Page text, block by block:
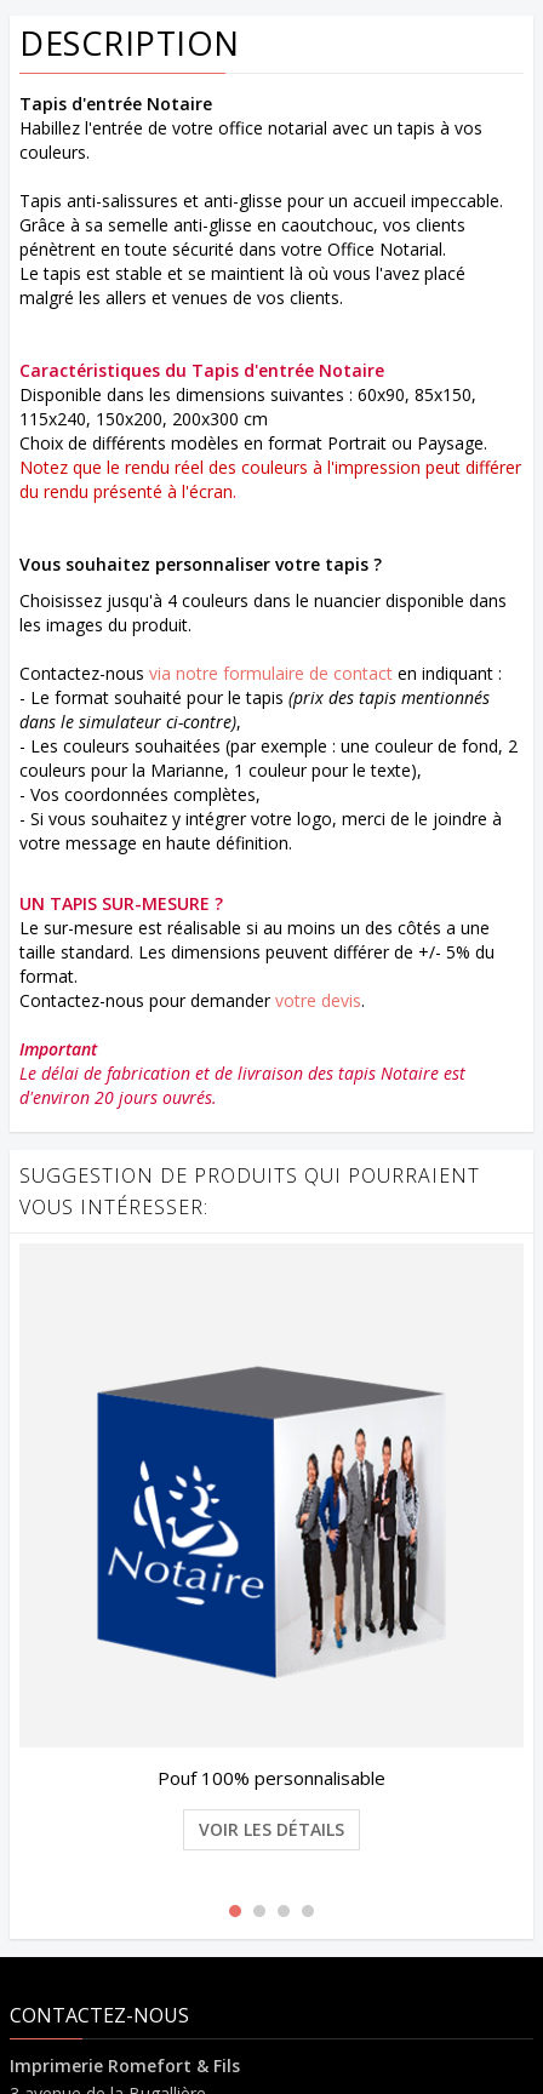
DESCRIPTION
Tapis d'entrée Notaire
Habillez l'entrée de votre office notarial avec un tapis à vos
couleurs.
Tapis anti-salissures et anti-glisse pour un accueil impeccable.
Grâce à sa semelle anti-glisse en caoutchouc, vos clients
pénètrent en toute sécurité dans votre Office Notarial.
Le tapis est stable et se maintient là où vous l'avez placé
malgré les allers et venues de vos clients.
Caractéristiques du Tapis d'entrée Notaire
Disponible dans les dimensions suivantes : 60x90, 85x150,
115x240, 150x200, 200x300 cm
Choix de différents modèles en format Portrait ou Paysage.
Notez que le rendu réel des couleurs à l'impression peut différer
du rendu présenté à l'écran.
Vous souhaitez personnaliser votre tapis ?
Choisissez jusqu'à 4 couleurs dans le nuancier disponible dans
les images du produit.
Contactez-nous via notre formulaire de contact en indiquant :
- Le format souhaité pour le tapis (prix des tapis mentionnés
dans le simulateur ci-contre),
- Les couleurs souhaitées (par exemple : une couleur de fond, 2
couleurs pour la Marianne, 1 couleur pour le texte),
- Vos coordonnées complètes,
- Si vous souhaitez y intégrer votre logo, merci de le joindre à
votre message en haute définition.
UN TAPIS SUR-MESURE ?
Le sur-mesure est réalisable si au moins un des côtés a une
taille standard. Les dimensions peuvent différer de +/- 5% du
format.
Contactez-nous pour demandervotre devis.
Important
Le délai de fabrication et de livraison des tapis Notaire est
d'environ 20 jours ouvrés.
SUGGESTION DE PRODUITS QUI POURRAIENT
VOUS INTÉRESSER:
Pouf 100% personnalisable
VOIR LES DÉTAILS
CONTACTEZ-NOUS
Imprimerie Romefort & Fils